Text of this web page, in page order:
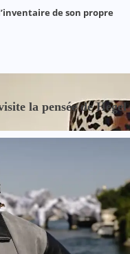
de son propre
la pensée de Hegel